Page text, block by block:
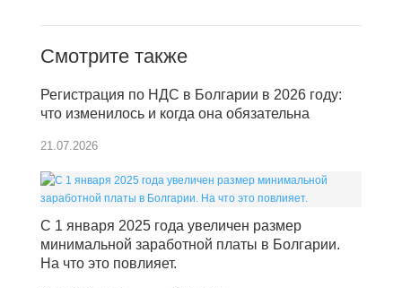
Смотрите также
Регистрация по НДС в Болгарии в 2026 году:
что изменилось и когда она обязательна
21.07.2026
С 1 января 2025 года увеличен размер
минимальной заработной платы в Болгарии.
На что это повлияет.